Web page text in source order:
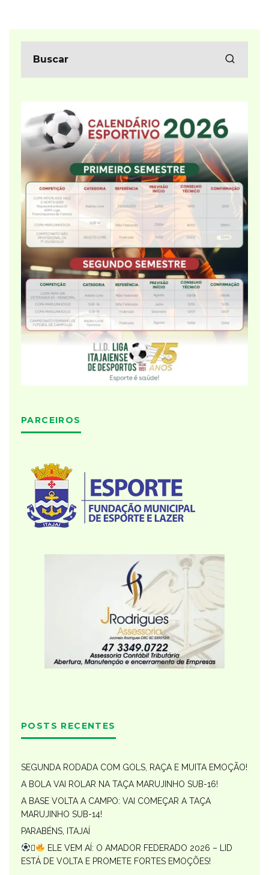
PARCEIROS
POSTS RECENTES
SEGUNDA RODADA COM GOLS, RAÇA E MUITA EMOÇÃO!
A BOLA VAI ROLAR NA TAÇA MARUJINHO SUB-16!
A BASE VOLTA A CAMPO: VAI COMEÇAR A TAÇA
MARUJINHO SUB-14!
PARABÉNS, ITAJAÍ

ELE VEM AÍ: O AMADOR FEDERADO 2026 – LID
ESTÁ DE VOLTA E PROMETE FORTES EMOÇÕES!